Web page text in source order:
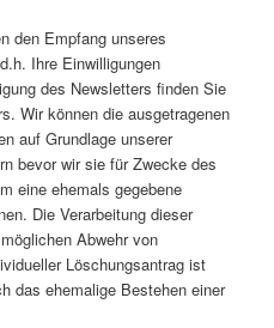
den Empfang unseres
Ihre Einwilligungen
des Newsletters finden Sie
Wir können die ausgetragenen
auf Grundlage unserer
bevor wir sie für Zwecke des
eine ehemals gegebene
Die Verarbeitung dieser
Abwehr von
Löschungsantrag ist
das ehemalige Bestehen einer